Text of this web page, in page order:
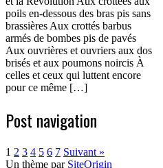
poils en-dessous des bras pis sans
brassières Aux crottés barbus
armés de bombes pis de pavés
Aux ouvrières et ouvriers aux dos
brisés et aux poumons noircis À
celles et ceux qui luttent encore
pour ce même […]
Post navigation
1 2 3 4 5 6 7 Suivant »
Un thème par SiteOrigin